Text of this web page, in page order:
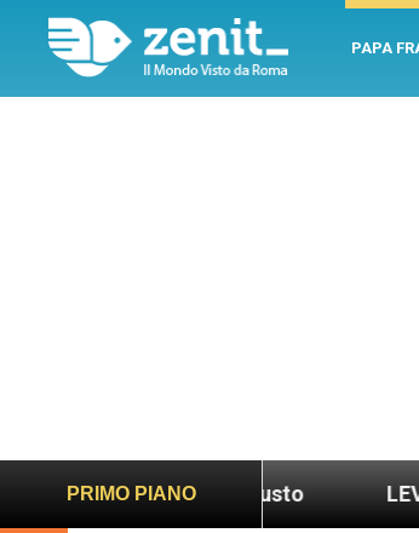
PAPA
PRIMO PIANO
più sano e giusto LEV: “Papa